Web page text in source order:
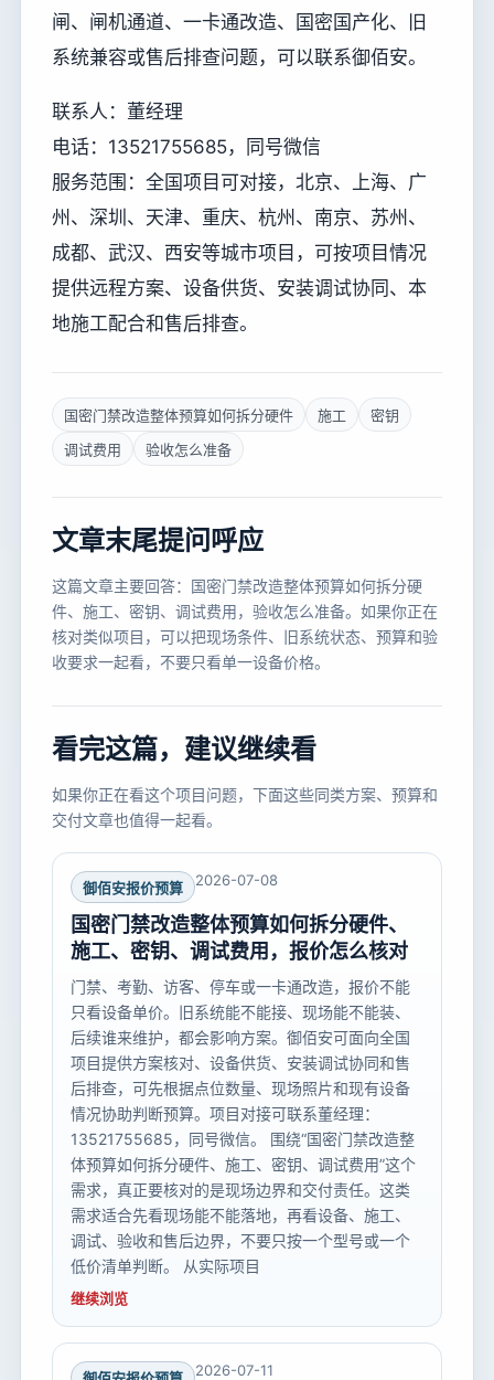
闸、闸机通道、一卡通改造、国密国产化、旧
系统兼容或售后排查问题，可以联系御佰安。
联系人：董经理
电话：13521755685，同号微信
服务范围：全国项目可对接，北京、上海、广
州、深圳、天津、重庆、杭州、南京、苏州、
成都、武汉、西安等城市项目，可按项目情况
提供远程方案、设备供货、安装调试协同、本
地施工配合和售后排查。
国密门禁改造整体预算如何拆分硬件 施工
密钥
调试费用
验收怎么准备
文章末尾提问呼应
这篇文章主要回答：国密门禁改造整体预算如何拆分硬
件、施工、密钥、调试费用，验收怎么准备。如果你正在
核对类似项目，可以把现场条件、旧系统状态、预算和验
收要求一起看，不要只看单一设备价格。
看完这篇，建议继续看
如果你正在看这个项目问题，下面这些同类方案、预算和
交付文章也值得一起看。
御佰安报价预算 2026-07-08
国密门禁改造整体预算如何拆分硬件、
施工、密钥、调试费用，报价怎么核对
门禁、考勤、访客、停车或一卡通改造，报价不能
只看设备单价。旧系统能不能接、现场能不能装、
后续谁来维护，都会影响方案。御佰安可面向全国
项目提供方案核对、设备供货、安装调试协同和售
后排查，可先根据点位数量、现场照片和现有设备
情况协助判断预算。项目对接可联系董经理：
13521755685，同号微信。 围绕“国密门禁改造整
体预算如何拆分硬件、施工、密钥、调试费用”这个
需求，真正要核对的是现场边界和交付责任。这类
需求适合先看现场能不能落地，再看设备、施工、
调试、验收和售后边界，不要只按一个型号或一个
低价清单判断。 从实际项目
继续浏览
2026-07-11